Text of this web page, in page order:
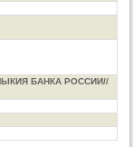
БАНКА РОССИИ//